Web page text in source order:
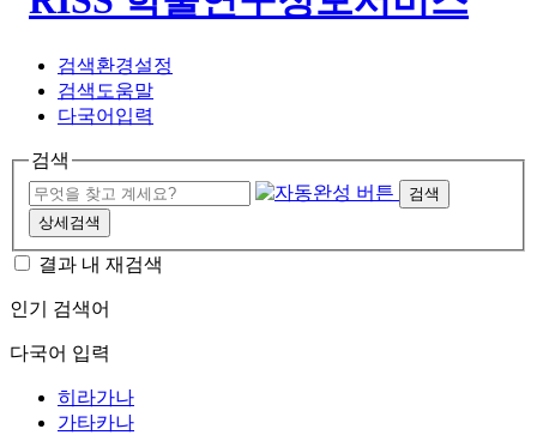
검색환경설정
검색도움말
다국어입력
검색
검색
상세검색
결과 내 재검색
인기 검색어
다국어 입력
히라가나
가타카나